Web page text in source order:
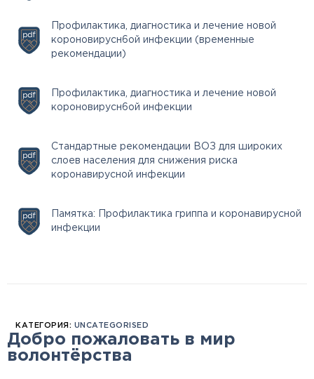
Профилактика, диагностика и лечение новой
короновирусн6ой инфекции (временные
рекомендации)
Профилактика, диагностика и лечение новой
короновирусн6ой инфекции
Стандартные рекомендации ВОЗ для широких
слоев населения для снижения риска
коронавирусной инфекции
Памятка: Профилактика гриппа и коронавирусной
инфекции
КАТЕГОРИЯ: UNCATEGORISED
Добро пожаловать в мир
волонтёрства